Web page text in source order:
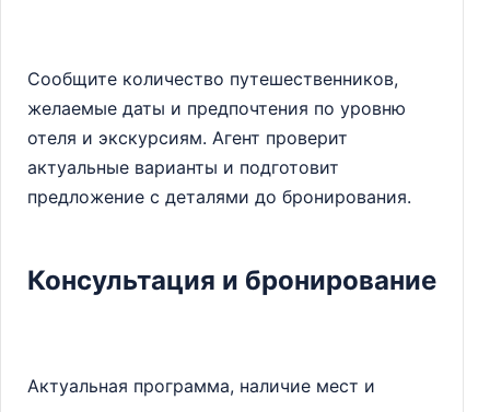
Сообщите количество путешественников,
желаемые даты и предпочтения по уровню
отеля и экскурсиям. Агент проверит
актуальные варианты и подготовит
предложение с деталями до бронирования.
Консультация и бронирование
Актуальная программа, наличие мест и